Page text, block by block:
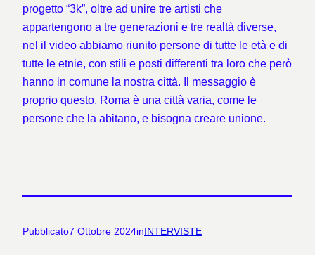
progetto “3k”, oltre ad unire tre artisti che
appartengono a tre generazioni e tre realtà diverse,
nel il video abbiamo riunito persone di tutte le età e di
tutte le etnie, con stili e posti differenti tra loro che però
hanno in comune la nostra città. Il messaggio è
proprio questo, Roma è una città varia, come le
persone che la abitano, e bisogna creare unione.
Pubblicato7 Ottobre 2024inINTERVISTE